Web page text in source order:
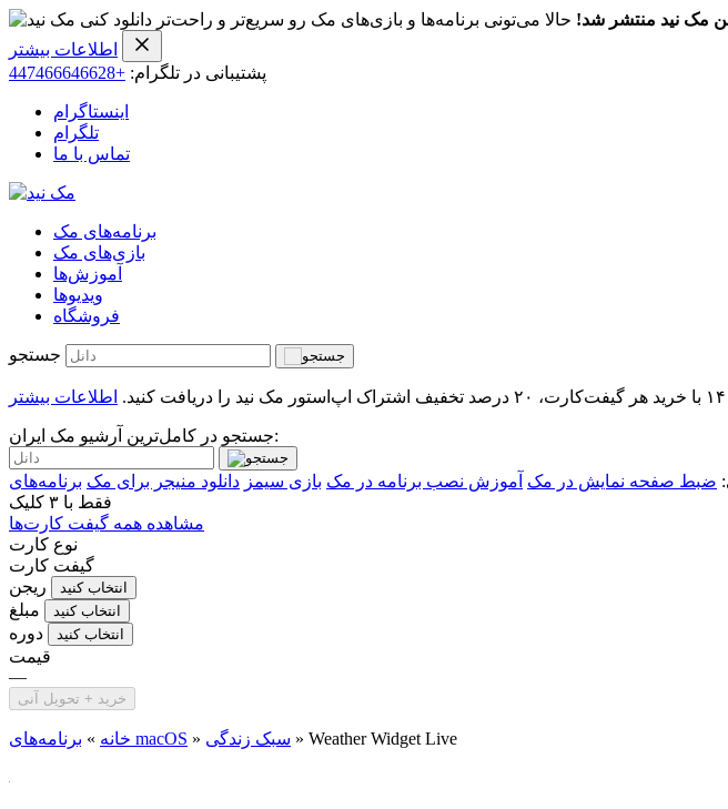
مک نید منتشر شد! حالا می‌تونی برنامه‌ها و بازی‌های مک رو سریع‌تر و راحت‌تر دانلود کنی
اطلاعات بیشتر
پشتیبانی در تلگرام: +447466646628
اینستاگرام
تلگرام
تماس با ما
برنامه‌های مک
بازی‌های مک
آموزش‌ها
ویدیو‌ها
فروشگاه
جستجو
اطلاعات بیشتر
جستجو در کامل‌ترین آرشیو مک ایران:
ضبط صفحه نمایش در مک آموزش نصب برنامه در مک بازی سیمز دانلود منیجر برای مک
فقط با ۳ کلیک
مشاهده همه گیفت کارت‌ها
نوع کارت
گیفت کارت
ریجن
انتخاب کنید
مبلغ انتخاب کنید
دوره انتخاب کنید
قیمت
—
خرید + تحویل آنی
خانه » برنامه‌های macOS » سبک زندگی » Weather Widget Live